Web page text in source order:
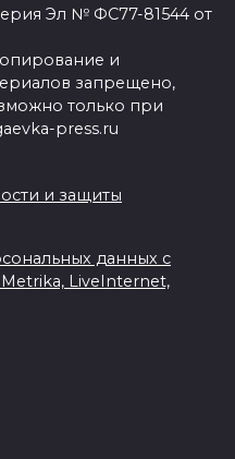
Эл № ФС77-81544 от
и
запрещено,
только при
press.ru
и защиты
данных с
LiveInternet,